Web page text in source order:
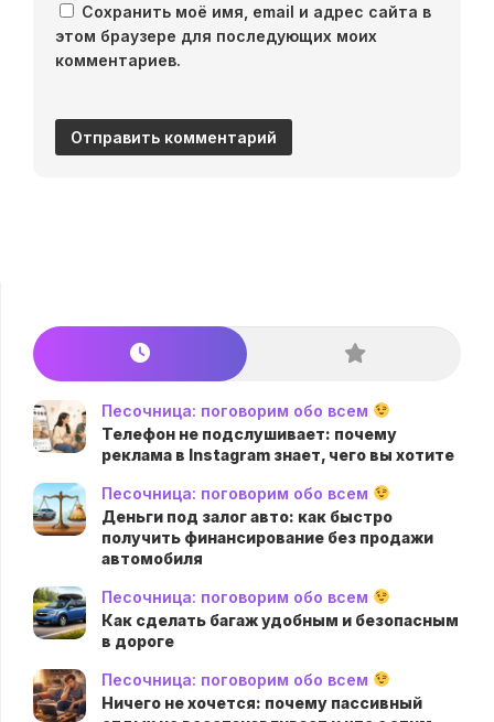
Сохранить моё имя, email и адрес сайта в
этом браузере для последующих моих
комментариев.
Песочница: поговорим обо всем
Телефон не подслушивает: почему
реклама в Instagram знает, чего вы хотите
Песочница: поговорим обо всем
Деньги под залог авто: как быстро
получить финансирование без продажи
автомобиля
Песочница: поговорим обо всем
Как сделать багаж удобным и безопасным
в дороге
Песочница: поговорим обо всем
Ничего не хочется: почему пассивный